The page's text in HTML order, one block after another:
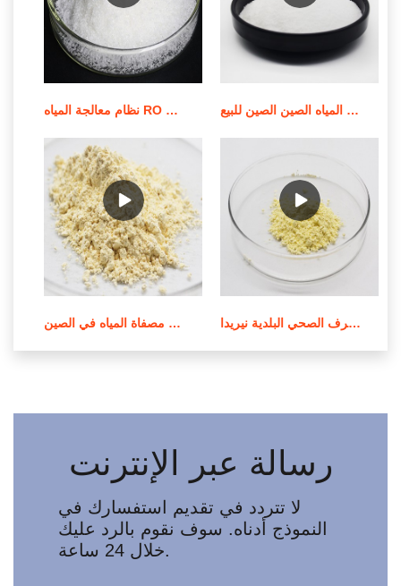
نظام معالجة المياه RO بقدرة 500 لتر في الساعة/نظام عرض RO للبيع أفضل المبيعات الكيميائية لمعالجة المياه الصين الصين للبيع
معالجة المياه وتنقيتها في مصفاة المياه في الصين محطة معالجة مياه الصرف الصحي البلدية نيريدا epe في الأردن
رسالة عبر الإنترنت
لا تتردد في تقديم استفسارك في
النموذج أدناه. سوف نقوم بالرد عليك
خلال 24 ساعة.